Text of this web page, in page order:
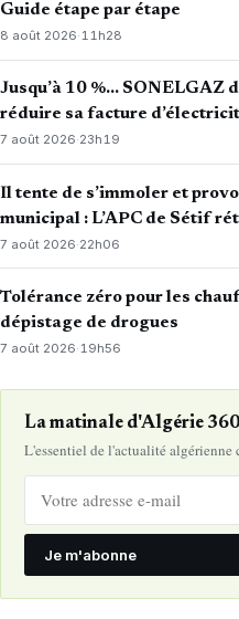
Guide étape par étape
8 août 2026· 11h28
Jusqu’à 10 %… SONELGAZ
réduire sa facture
7 août 2026·23h19
Il tente de s’immoler et
municipal : L’APC de Sétif
7 août 2026·22h06
Tolérance zéro pour les
dépistage de drogues
7 août 2026·19h56
La matinale d'Algérie
L'essentiel de l'actualité
Je m'abonne